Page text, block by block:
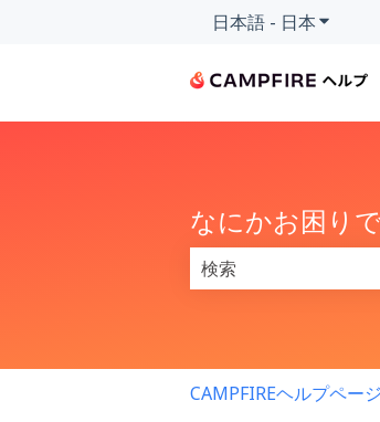
日本語 - 日本翻訳の
なにかお困り
CAMPFIREヘルプページ